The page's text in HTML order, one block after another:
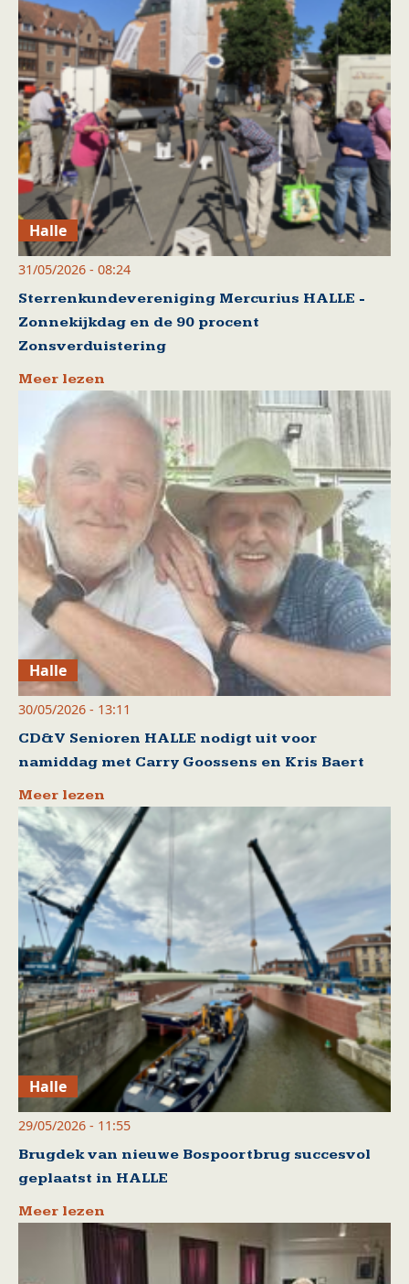
Halle
31/05/2026 - 08:24
Sterrenkundevereniging Mercurius HALLE -
Zonnekijkdag en de 90 procent
Zonsverduistering
Meer lezen
Halle
30/05/2026 - 13:11
CD&V Senioren HALLE nodigt uit voor
namiddag met Carry Goossens en Kris Baert
Meer lezen
Halle
29/05/2026 - 11:55
Brugdek van nieuwe Bospoortbrug succesvol
geplaatst in HALLE
Meer lezen